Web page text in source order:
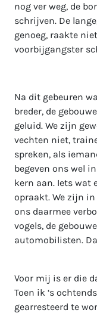
nog ver weg, de
schrijven. De
genoeg, raakte
voorbijgangster
Na dit gebeuren
breder, de
geluid. We zijn
vechten niet,
spreken, als
begeven ons wel
kern aan. Iets wat
opraakt. We zijn
ons daarmee
vogels, de
automobilisten.
Voor mij is er die
Toen ik ‘s
gearresteerd te